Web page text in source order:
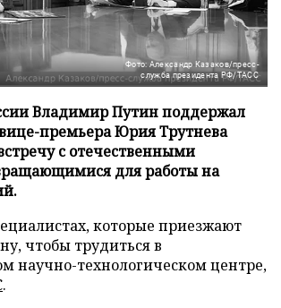
Фото: Александр Казаков/пресс-
служба президента РФ/ТАСС
Владимир Путин поддержал
премьера Юрия Трутнева
с отечественными
для работы на
которые приезжают
чтобы трудиться в
научно-технологическом центре,
.